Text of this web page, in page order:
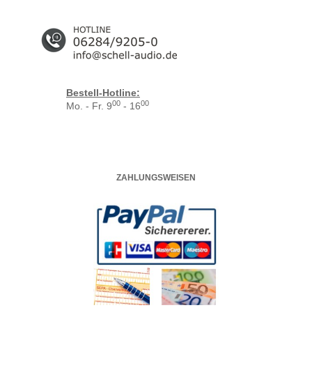
Bestell-Hotline:
Mo. - Fr. 900 - 1600
ZAHLUNGSWEISEN